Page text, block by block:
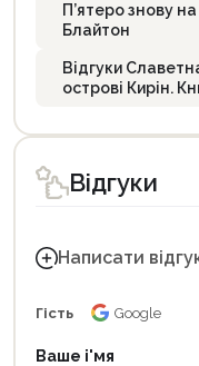
П’ятеро знову на
Блайтон
Відгуки
острові Кирін.
Відгуки
Написати
Гість Google
Ваше і'мя